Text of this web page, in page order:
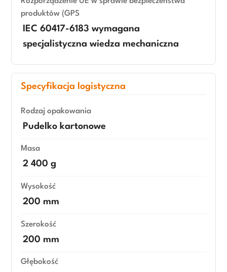
produktów (GPS
IEC 60417-6183 wymagana
specjalistyczna wiedza mechaniczna
Specyfikacja logistyczna
Rodzaj opakowania
Pudelko kartonowe
Masa
2 400 g
Wysokość
200 mm
Szerokość
200 mm
Głębokość